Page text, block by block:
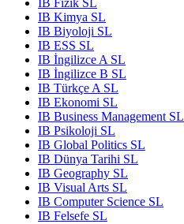
IB Fizik SL
IB Kimya SL
IB Biyoloji SL
IB ESS SL
IB İngilizce A SL
IB İngilizce B SL
IB Türkçe A SL
IB Ekonomi SL
IB Business Management SL
IB Psikoloji SL
IB Global Politics SL
IB Dünya Tarihi SL
IB Geography SL
IB Visual Arts SL
IB Computer Science SL
IB Felsefe SL